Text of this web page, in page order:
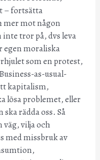
– fortsätta
mer mot någon
tror på, dvs leva
egen moraliska
som en protest,
as-usual-
kapitalism,
lösa problemet, eller
rädda oss. Så
väg, vilja och
med missbruk av